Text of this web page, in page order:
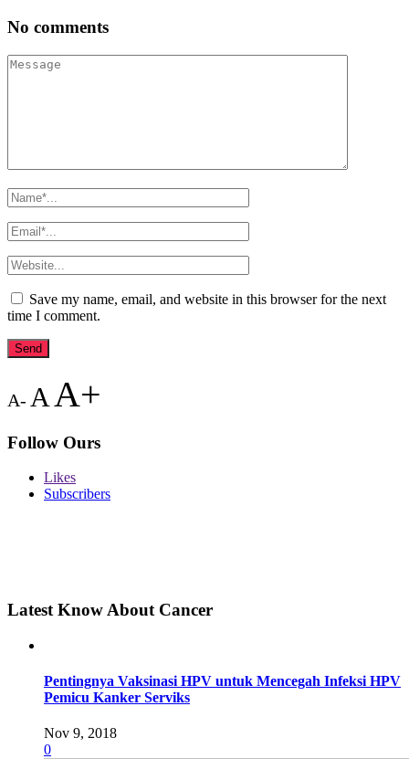
No comments
Save my name, email, and website in this browser for the next
time I comment.
A- A A+
Follow Ours
Likes
Subscribers
Latest Know About Cancer
Pentingnya Vaksinasi HPV untuk Mencegah Infeksi HPV
Pemicu Kanker Serviks
Nov 9, 2018
0